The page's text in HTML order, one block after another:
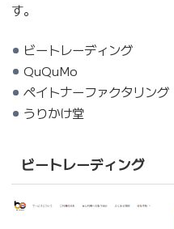
す。
ビートレーディング
QuQuMo
ペイトナーファクタリング
うりかけ堂
ビートレーディング